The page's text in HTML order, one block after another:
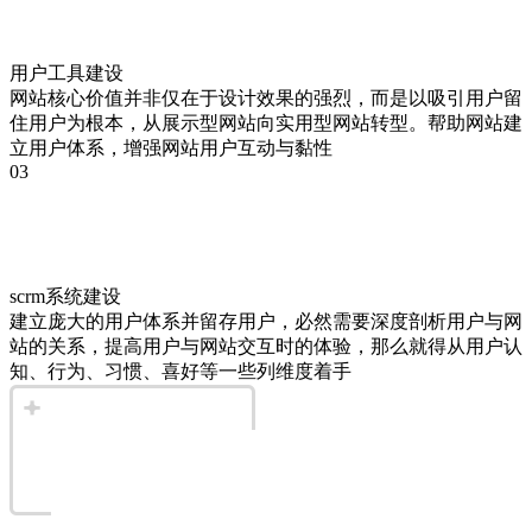
用户工具建设
网站核心价值并非仅在于设计效果的强烈，而是以吸引用户留
住用户为根本，从展示型网站向实用型网站转型。帮助网站建
立用户体系，增强网站用户互动与黏性
03
scrm系统建设
建立庞大的用户体系并留存用户，必然需要深度剖析用户与网
站的关系，提高用户与网站交互时的体验，那么就得从用户认
知、行为、习惯、喜好等一些列维度着手